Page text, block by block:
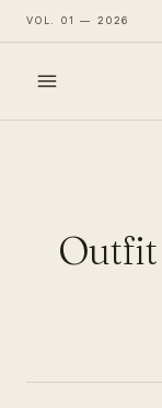
VOL. 01 — 2026